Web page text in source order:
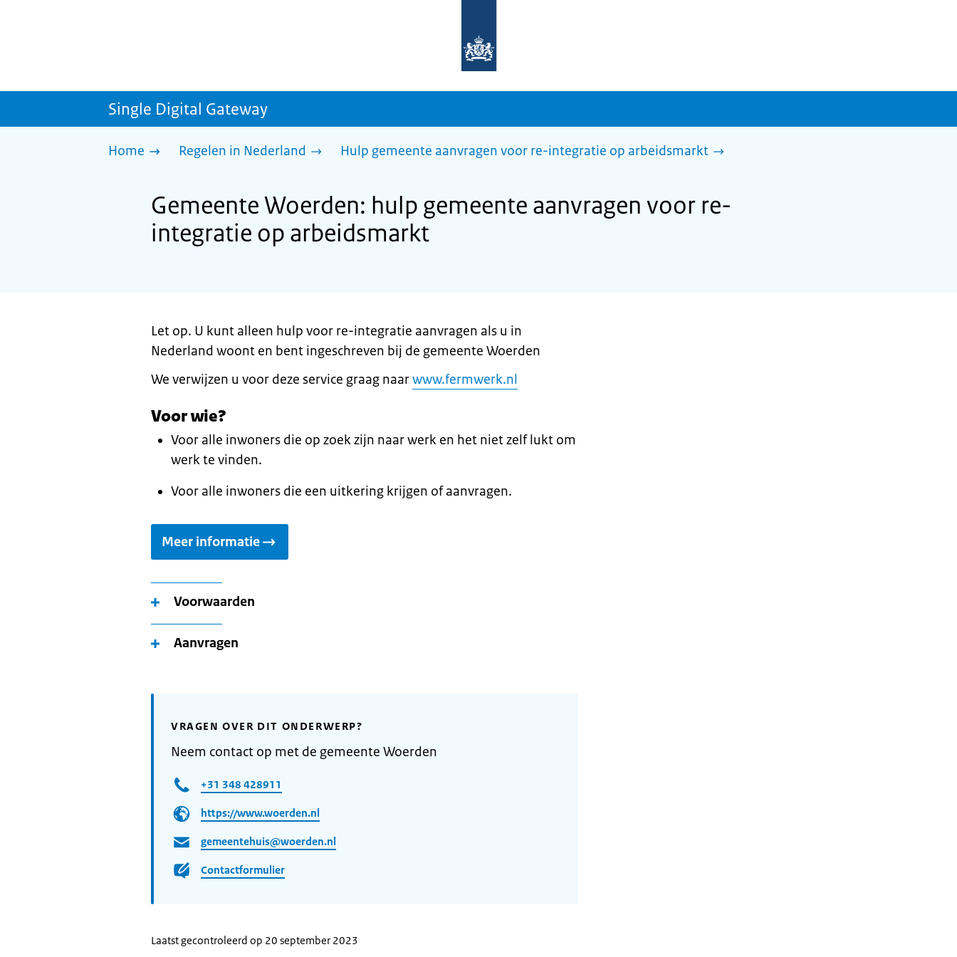
homepage
sdg.rijksoverheid.nl
Single Digital Gateway
Home Regelen in Nederland Hulp gemeente aanvragen voor re-integratie op arbeidsmarkt
Gemeente Woerden: hulp gemeente aanvragen voor re-
integratie op arbeidsmarkt
Let op. U kunt alleen hulp voor re-integratie aanvragen als u in
Nederland woont en bent ingeschreven bij de gemeente Woerden
We verwijzen u voor deze service graag naarwww.fermwerk.nl
Voor wie?
Voor alle inwoners die op zoek zijn naar werk en het niet zelf lukt om
werk te vinden.
Voor alle inwoners die een uitkering krijgen of aanvragen.
Meer informatie
Voorwaarden
Aanvragen
VRAGEN OVER DIT ONDERWERP?
Neem contact op met de gemeente Woerden
+31 348 428911
https://www.woerden.nl
gemeentehuis@woerden.nl
Contactformulier
Laatst gecontroleerd op 20 september 2023